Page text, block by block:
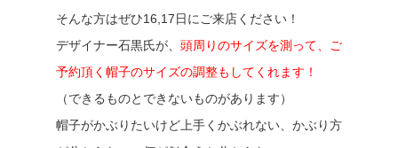
そんな方はぜひ16,17日にご来店ください！
デザイナー石黒氏が、 頭周りのサイズを測って、ご
予約頂く帽子のサイズの調整もしてくれます！
（できるものとできないものがあります）
帽子がかぶりたいけど上手くかぶれない、かぶり方